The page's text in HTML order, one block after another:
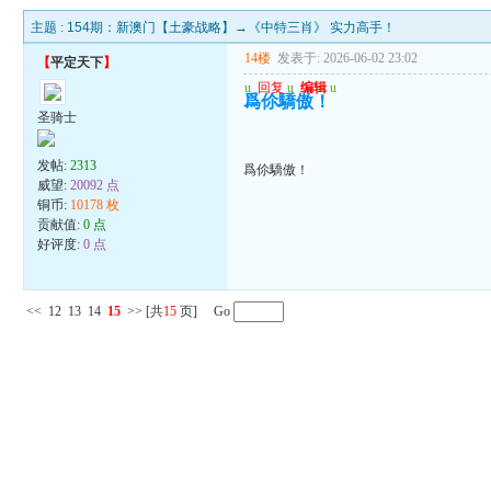
主题 : 154期：新澳门【土豪战略】→《中特三肖》 实力高手！
【平定天下】
圣骑士
发帖:2313
威望:20092 点
铜币: 10178 枚
贡献值:0 点
好评度:0 点
14楼 发表于: 2026-06-02 23:02
u 回复 u 编辑 u
爲伱驕傲！
爲伱驕傲！
<< 12 13 14 15 >> [共15 页] Go